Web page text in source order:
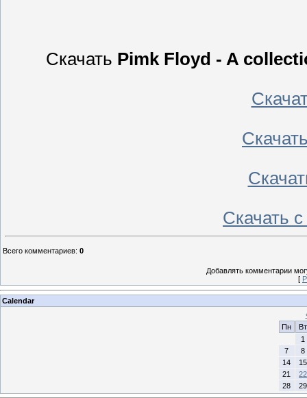
Скачать Pimk Floyd - A
Скачать с
Всего комментариев: 0
Добавлять комментарии
[
Calendar
Пн
Вт
1
7
8
14
15
21
22
28
29